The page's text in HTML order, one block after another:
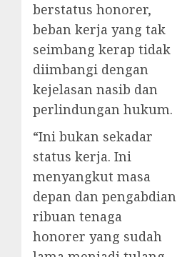
berstatus honorer,
beban kerja yang tak
seimbang kerap tidak
diimbangi dengan
kejelasan nasib dan
perlindungan hukum.
“Ini bukan sekadar
status kerja. Ini
menyangkut masa
depan dan pengabdian
ribuan tenaga
honorer yang sudah